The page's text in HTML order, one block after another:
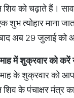
शिव को चढ़ाते हैं।
शुभ त्योहार माना
अब 29 जुलाई को
में शुक्रवार को करें
के शुक्रवार को
शिव के पंचाक्षर मंत्र